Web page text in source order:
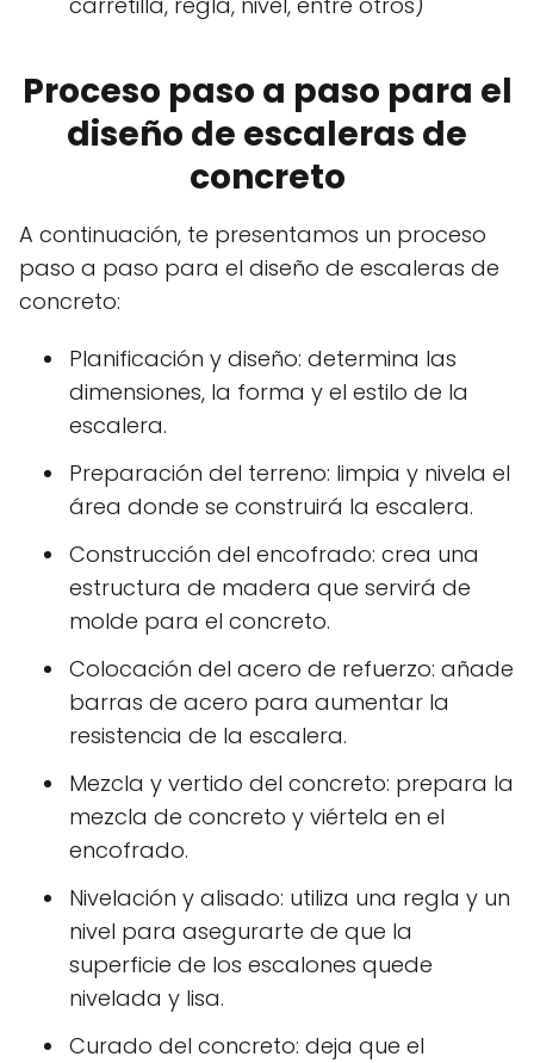
Proceso paso a paso para el
diseño de escaleras de
concreto
A continuación, te presentamos un proceso
paso a paso para el diseño de escaleras de
concreto:
Planificación y diseño: determina las
dimensiones, la forma y el estilo de la
escalera.
Preparación del terreno: limpia y nivela el
área donde se construirá la escalera.
Construcción del encofrado: crea una
estructura de madera que servirá de
molde para el concreto.
Colocación del acero de refuerzo: añade
barras de acero para aumentar la
resistencia de la escalera.
Mezcla y vertido del concreto: prepara la
mezcla de concreto y viértela en el
encofrado.
Nivelación y alisado: utiliza una regla y un
nivel para asegurarte de que la
superficie de los escalones quede
nivelada y lisa.
Curado del concreto: deja que el